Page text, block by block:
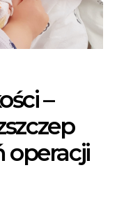
–
operacji